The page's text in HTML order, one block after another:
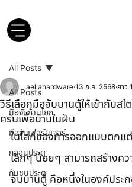
All Posts
มือจับก้านโยก
มือจับเฟอร์นิเจอร์
กลอนประตู
กันชนประตู
All Posts
วิธีเลือกมือจับบานตู้ให้เข้ากับ
ครันเพื่อบ้านในฝัน
aellahardware 13 ก.ค. 2568 ยาว
ในโลกของการออกแบบตกแ
เล็กๆ น้อยๆ สามารถสร้างค
จับบานตู้ คือหนึ่งในองค์ปร